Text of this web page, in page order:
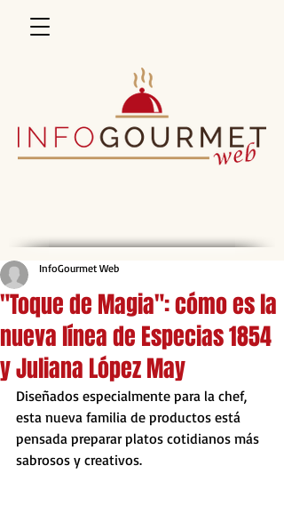
"Toque de Magia": cómo es la
nueva línea de Especias 1854
y Juliana López May
InfoGourmet Web
Diseñados especialmente para la chef,
esta nueva familia de productos está
pensada preparar platos cotidianos más
sabrosos y creativos.